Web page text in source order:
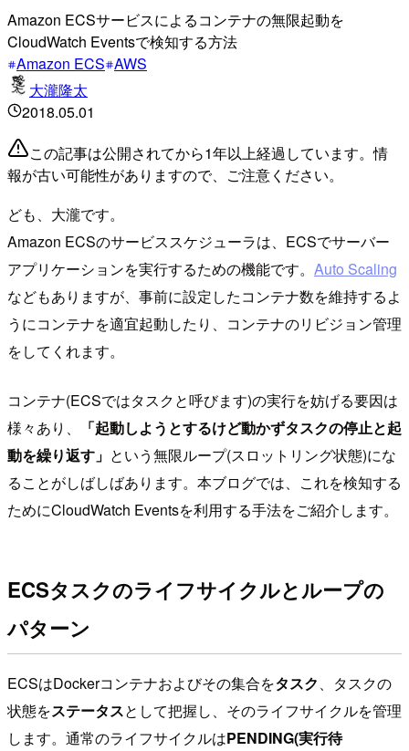
Amazon ECSサービスによるコンテナの無限起動を
CloudWatch Eventsで検知する方法
Amazon ECS AWS
大瀧隆太
2018.05.01
この記事は公開されてから1年以上経過しています。情
報が古い可能性がありますので、ご注意ください。
ども、大瀧です。
Amazon ECSのサービススケジューラは、ECSでサーバー
アプリケーションを実行するための機能です。 Auto Scaling
などもありますが、事前に設定したコンテナ数を維持するよ
うにコンテナを適宜起動したり、コンテナのリビジョン管理
をしてくれます。
コンテナ(ECSではタスクと呼びます)の実行を妨げる要因は
様々あり、
「起動しようとするけど動かずタスクの停止と起
動を繰り返す」 という無限ループ(スロットリング状態)にな
ることがしばしばあります。本ブログでは、これを検知する
ためにCloudWatch Eventsを利用する手法をご紹介します。
ECSタスクのライフサイクルとループの
パターン
ECSはDockerコンテナおよびその集合をタスク、タスクの
状態をステータスとして把握し、そのライフサイクルを管理
します。通常のライフサイクルはPENDING(実行待